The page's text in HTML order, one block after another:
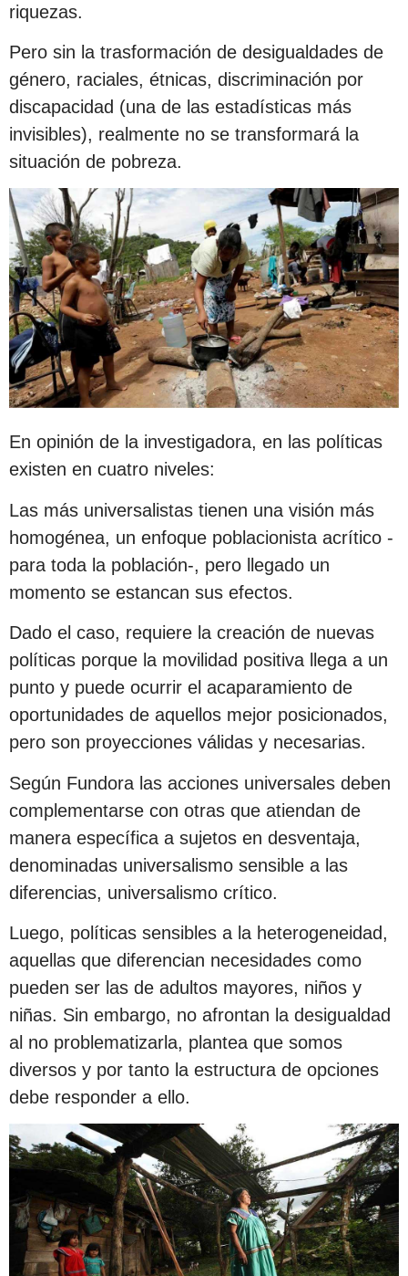
riquezas.
Pero sin la trasformación de desigualdades de
género, raciales, étnicas, discriminación por
discapacidad (una de las estadísticas más
invisibles), realmente no se transformará la
situación de pobreza.
En opinión de la investigadora, en las políticas
existen en cuatro niveles:
Las más universalistas tienen una visión más
homogénea, un enfoque poblacionista acrítico -
para toda la población-, pero llegado un
momento se estancan sus efectos.
Dado el caso, requiere la creación de nuevas
políticas porque la movilidad positiva llega a un
punto y puede ocurrir el acaparamiento de
oportunidades de aquellos mejor posicionados,
pero son proyecciones válidas y necesarias.
Según Fundora las acciones universales deben
complementarse con otras que atiendan de
manera específica a sujetos en desventaja,
denominadas universalismo sensible a las
diferencias, universalismo crítico.
Luego, políticas sensibles a la heterogeneidad,
aquellas que diferencian necesidades como
pueden ser las de adultos mayores, niños y
niñas. Sin embargo, no afrontan la desigualdad
al no problematizarla, plantea que somos
diversos y por tanto la estructura de opciones
debe responder a ello.